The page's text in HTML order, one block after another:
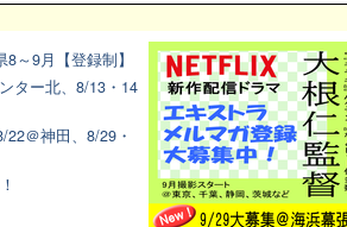
～9月【登録制】
ター北、8/13・14
＠神田、8/29・